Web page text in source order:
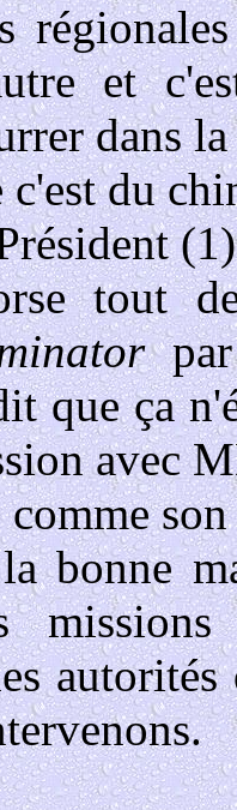
et
dans
du
tout
par
que ça
avec
bonne